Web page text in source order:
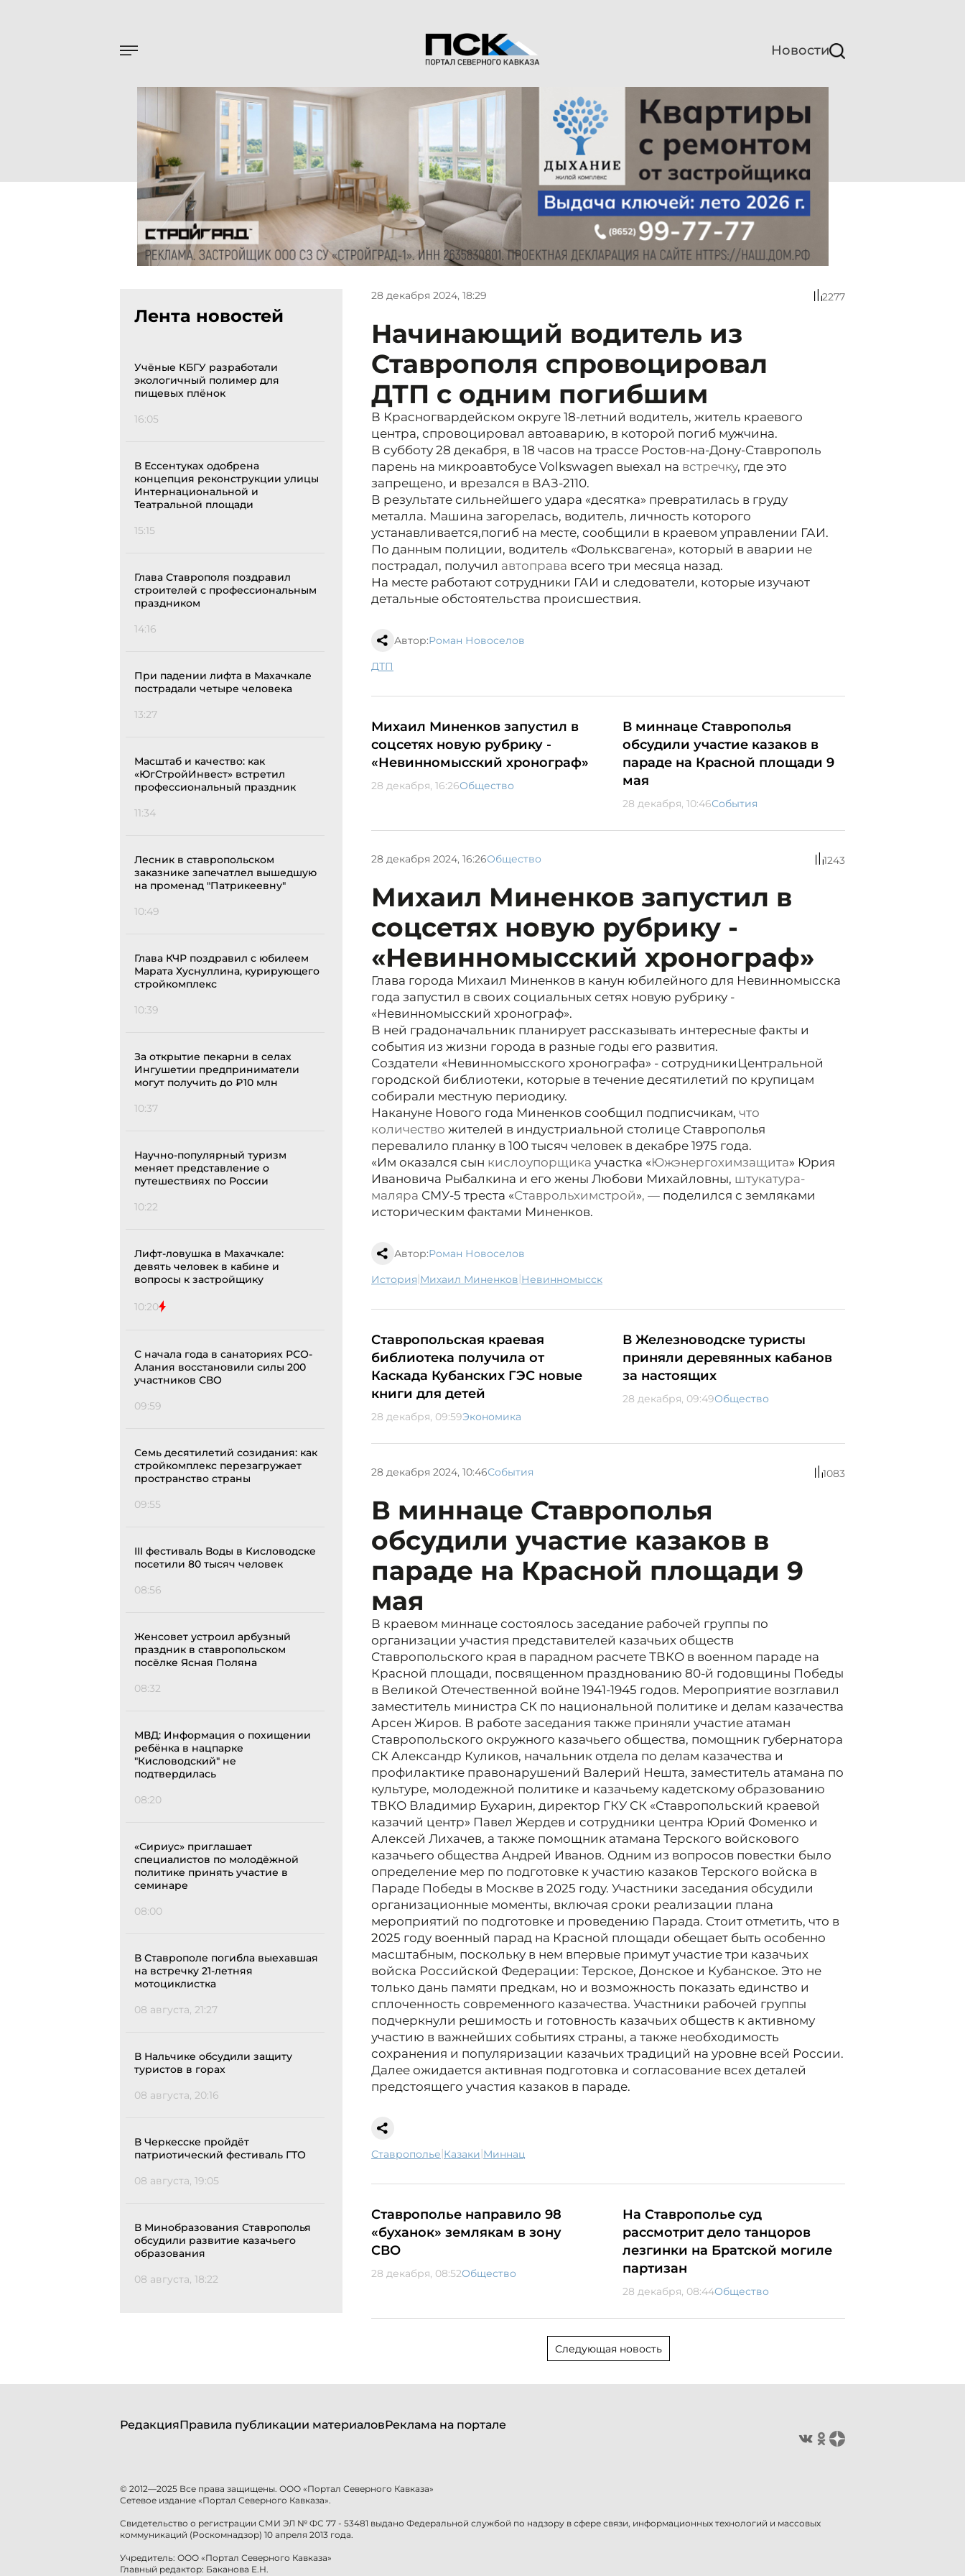
Новости
Лента новостей
Учёные КБГУ разработали
экологичный полимер для
пищевых плёнок
16:05
В Ессентуках одобрена
концепция реконструкции улицы
Интернациональной и
Театральной площади
15:15
Глава Ставрополя поздравил
строителей с профессиональным
праздником
14:16
При падении лифта в Махачкале
пострадали четыре человека
13:27
Масштаб и качество: как
«ЮгСтройИнвест» встретил
профессиональный праздник
11:34
Лесник в ставропольском
заказнике запечатлел вышедшую
на променад "Патрикеевну"
10:49
Глава КЧР поздравил с юбилеем
Марата Хуснуллина, курирующего
стройкомплекс
10:39
За открытие пекарни в селах
Ингушетии предприниматели
могут получить до ₽10 млн
10:37
Научно-популярный туризм
меняет представление о
путешествиях по России
10:22
Лифт-ловушка в Махачкале:
девять человек в кабине и
вопросы к застройщику
10:20
С начала года в санаториях РСО-
Алания восстановили силы 200
участников СВО
09:59
Семь десятилетий созидания: как
стройкомплекс перезагружает
пространство страны
09:55
III фестиваль Воды в Кисловодске
посетили 80 тысяч человек
08:56
Женсовет устроил арбузный
праздник в ставропольском
посёлке Ясная Поляна
08:32
МВД: Информация о похищении
ребёнка в нацпарке
"Кисловодский" не
подтвердилась
08:20
«Сириус» приглашает
специалистов по молодёжной
политике принять участие в
семинаре
08:00
В Ставрополе погибла выехавшая
на встречку 21-летняя
мотоциклистка
08 августа, 21:27
В Нальчике обсудили защиту
туристов в горах
08 августа, 20:16
В Черкесске пройдёт
патриотический фестиваль ГТО
08 августа, 19:05
В Минобразования Ставрополья
обсудили развитие казачьего
образования
08 августа, 18:22
28 декабря 2024, 18:29 2277
Начинающий водитель из
Ставрополя спровоцировал
ДТП с одним погибшим
В Красногвардейском округе 18-летний водитель, житель краевого
центра, спровоцировал автоаварию, в которой погиб мужчина.
В субботу 28 декабря, в 18 часов на трассе Ростов-на-Дону-Ставрополь
парень на микроавтобусе Volkswagen выехал на встречку, где это
запрещено, и врезался в ВАЗ-2110.
В результате сильнейшего удара «десятка» превратилась в груду
металла. Машина загорелась, водитель, личность которого
устанавливается,погиб на месте, сообщили в краевом управлении ГАИ.
По данным полиции, водитель «Фольксвагена», который в аварии не
пострадал, получил автоправа всего три месяца назад.
На месте работают сотрудники ГАИ и следователи, которые изучают
детальные обстоятельства происшествия.
Автор:Роман Новоселов
ДТП
Михаил Миненков запустил в
соцсетях новую рубрику -
«Невинномысский хронограф»
28 декабря, 16:26Общество
В миннаце Ставрополья
обсудили участие казаков в
параде на Красной площади 9
мая
28 декабря, 10:46События
28 декабря 2024, 16:26Общество 1243
Михаил Миненков запустил в
соцсетях новую рубрику -
«Невинномысский хронограф»
Глава города Михаил Миненков в канун юбилейного для Невинномысска
года запустил в своих социальных сетях новую рубрику -
«Невинномысский хронограф».
В ней градоначальник планирует рассказывать интересные факты и
события из жизни города в разные годы его развития.
Создатели «Невинномысского хронографа» - сотрудники Центральной
городской библиотеки, которые в течение десятилетий по крупицам
собирали местную периодику.
Накануне Нового года Миненков сообщил подписчикам, что
количество жителей в индустриальной столице Ставрополья
перевалило планку в 100 тысяч человек в декабре 1975 года.
«Им оказался сын кислоупорщика участка «Южэнергохимзащита» Юрия
Ивановича Рыбалкина и его жены Любови Михайловны, штукатура-
маляра СМУ-5 треста «Ставрольхимстрой», — поделился с земляками
историческим фактами Миненков.
Автор:Роман Новоселов
история| Михаил Миненков| Невинномысск
Ставропольская краевая
библиотека получила от
Каскада Кубанских ГЭС новые
книги для детей
28 декабря, 09:59Экономика
В Железноводске туристы
приняли деревянных кабанов
за настоящих
28 декабря, 09:49Общество
28 декабря 2024, 10:46События 1083
В миннаце Ставрополья
обсудили участие казаков в
параде на Красной площади 9
мая
В краевом миннаце состоялось заседание рабочей группы по
организации участия представителей казачьих обществ
Ставропольского края в парадном расчете ТВКО в военном параде на
Красной площади, посвященном празднованию 80-й годовщины Победы
в Великой Отечественной войне 1941-1945 годов. Мероприятие возглавил
заместитель министра СК по национальной политике и делам казачества
Арсен Жиров. В работе заседания также приняли участие атаман
Ставропольского окружного казачьего общества, помощник губернатора
СК Александр Куликов, начальник отдела по делам казачества и
профилактике правонарушений Валерий Нешта, заместитель атамана по
культуре, молодежной политике и казачьему кадетскому образованию
ТВКО Владимир Бухарин, директор ГКУ СК «Ставропольский краевой
казачий центр» Павел Жердев и сотрудники центра Юрий Фоменко и
Алексей Лихачев, а также помощник атамана Терского войскового
казачьего общества Андрей Иванов. Одним из вопросов повестки было
определение мер по подготовке к участию казаков Терского войска в
Параде Победы в Москве в 2025 году. Участники заседания обсудили
организационные моменты, включая сроки реализации плана
мероприятий по подготовке и проведению Парада. Стоит отметить, что в
2025 году военный парад на Красной площади обещает быть особенно
масштабным, поскольку в нем впервые примут участие три казачьих
войска Российской Федерации: Терское, Донское и Кубанское. Это не
только дань памяти предкам, но и возможность показать единство и
сплоченность современного казачества. Участники рабочей группы
подчеркнули решимость и готовность казачьих обществ к активному
участию в важнейших событиях страны, а также необходимость
сохранения и популяризации казачьих традиций на уровне всей России.
Далее ожидается активная подготовка и согласование всех деталей
предстоящего участия казаков в параде.
Ставрополье| казаки| миннац
Ставрополье направило 98
«буханок» землякам в зону
СВО
28 декабря, 08:52Общество
На Ставрополье суд
рассмотрит дело танцоров
лезгинки на Братской могиле
партизан
28 декабря, 08:44Общество
Следующая новость
РедакцияПравила публикации материаловРеклама на портале
© 2012—2025 Все права защищены. ООО «Портал Северного Кавказа»
Сетевое издание «Портал Северного Кавказа».
Свидетельство о регистрации СМИ ЭЛ № ФС 77 - 53481 выдано Федеральной службой по надзору в сфере связи, информационных технологий и массовых
коммуникаций (Роскомнадзор) 10 апреля 2013 года.
Учредитель: ООО «Портал Северного Кавказа»
Главный редактор: Баканова Е.Н.